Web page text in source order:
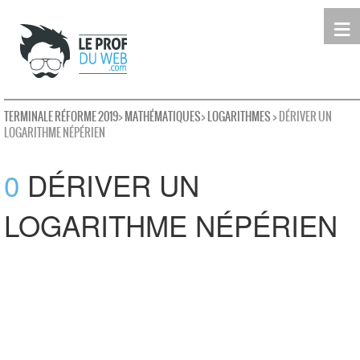
≡
leProfDuWeb
Seconde
Première
Terminale
Rechercher
TERMINALE RÉFORME 2019>MATHÉMATIQUES>LOGARITHMES> DÉRIVER UN
LOGARITHME NÉPÉRIEN
0 DÉRIVER UN
LOGARITHME NÉPÉRIEN